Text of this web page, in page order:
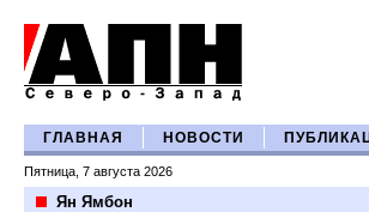
ГЛАВНАЯ НОВОСТИ
Пятница, 7 августа 2026
Ян Ямбон